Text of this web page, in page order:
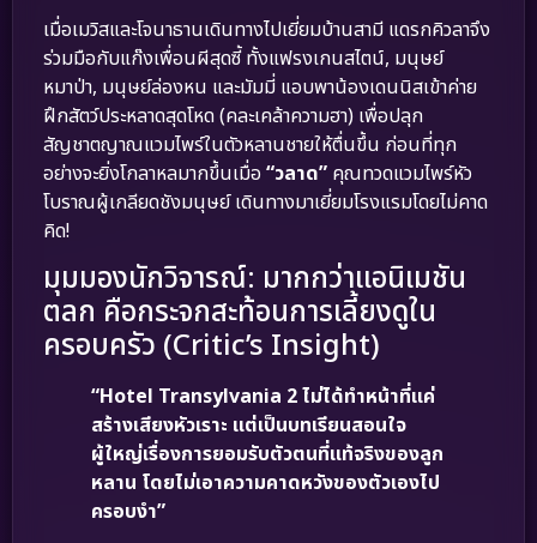
เมื่อเมวิสและโจนาธานเดินทางไปเยี่ยมบ้านสามี แดรกคิวลาจึง
ร่วมมือกับแก๊งเพื่อนผีสุดซี้ ทั้งแฟรงเกนสไตน์, มนุษย์
หมาป่า, มนุษย์ล่องหน และมัมมี่ แอบพาน้องเดนนิสเข้าค่าย
ฝึกสัตว์ประหลาดสุดโหด (คละเคล้าความฮา) เพื่อปลุก
สัญชาตญาณแวมไพร์ในตัวหลานชายให้ตื่นขึ้น ก่อนที่ทุก
อย่างจะยิ่งโกลาหลมากขึ้นเมื่อ “วลาด” คุณทวดแวมไพร์หัว
โบราณผู้เกลียดชังมนุษย์ เดินทางมาเยี่ยมโรงแรมโดยไม่คาด
คิด!
มุมมองนักวิจารณ์: มากกว่าแอนิเมชัน
ตลก คือกระจกสะท้อนการเลี้ยงดูใน
ครอบครัว (Critic’s Insight)
“Hotel Transylvania 2 ไม่ได้ทำหน้าที่แค่
สร้างเสียงหัวเราะ แต่เป็นบทเรียนสอนใจ
ผู้ใหญ่เรื่องการยอมรับตัวตนที่แท้จริงของลูก
หลาน โดยไม่เอาความคาดหวังของตัวเองไป
ครอบงำ”